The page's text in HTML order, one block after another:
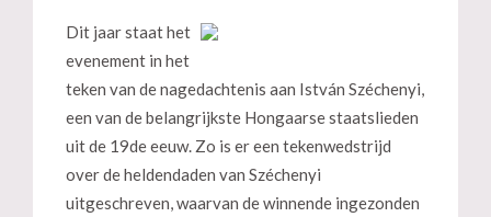
Dit jaar staat het
evenement in het
teken van de nagedachtenis aan István Széchenyi,
een van de belangrijkste Hongaarse staatslieden
uit de 19de eeuw. Zo is er een tekenwedstrijd
over de heldendaden van Széchenyi
uitgeschreven, waarvan de winnende ingezonden